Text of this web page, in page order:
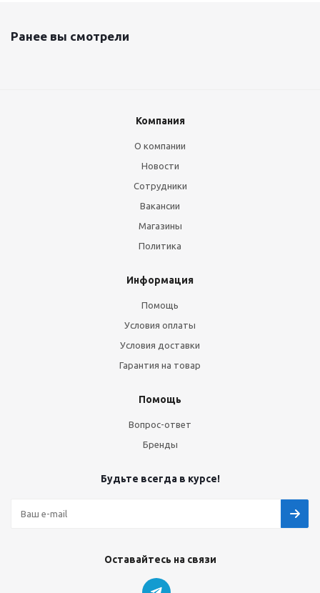
Ранее вы смотрели
Компания
О компании
Новости
Сотрудники
Вакансии
Магазины
Политика
Информация
Помощь
Условия оплаты
Условия доставки
Гарантия на товар
Помощь
Вопрос-ответ
Бренды
Будьте всегда в курсе!
Оставайтесь на связи